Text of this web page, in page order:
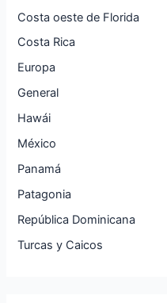
Costa oeste de Florida
Costa Rica
Europa
General
Hawái
México
Panamá
Patagonia
República Dominicana
Turcas y Caicos